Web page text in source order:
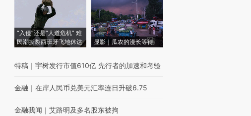
“入侵”还是“人道危机” 难
民潮撕裂西班牙飞地休达
显影｜瓜农的漫长等待
特稿 ｜ 宇树发行市值610亿 先行者的加速和考验
金融 ｜ 在岸人民币兑美元汇率连日升破6.75
金融我闻 ｜ 艾路明及多名股东被拘